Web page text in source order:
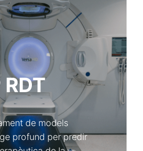
RDT
de models
profund per predir